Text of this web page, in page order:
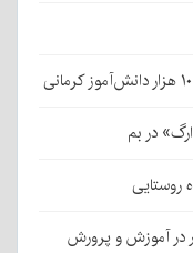
در بم
روستایی
در آموزش و پرورش